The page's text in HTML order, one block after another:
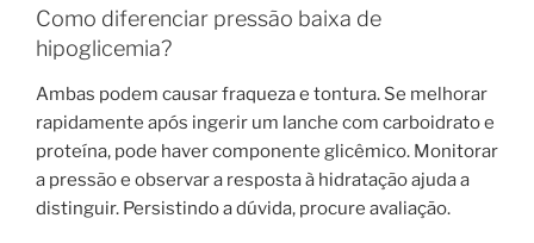
Como diferenciar pressão baixa de
hipoglicemia?
Ambas podem causar fraqueza e tontura. Se melhorar
rapidamente após ingerir um lanche com carboidrato e
proteína, pode haver componente glicêmico. Monitorar
a pressão e observar a resposta à hidratação ajuda a
distinguir. Persistindo a dúvida, procure avaliação.